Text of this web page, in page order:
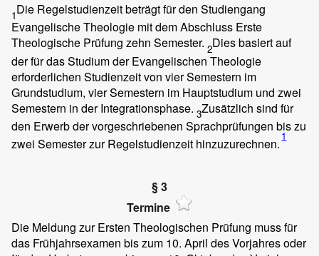
1Die Regelstudienzeit beträgt für den Studiengang
Evangelische Theologie mit dem Abschluss Erste
Theologische Prüfung zehn Semester. 2Dies basiert auf
der für das Studium der Evangelischen Theologie
erforderlichen Studienzeit von vier Semestern im
Grundstudium, vier Semestern im Hauptstudium und zwei
Semestern in der Integrationsphase. 3Zusätzlich sind für
den Erwerb der vorgeschriebenen Sprachprüfungen bis zu
zwei Semester zur Regelstudienzeit hinzuzurechnen. 1
§ 3
Termine
Die Meldung zur Ersten Theologischen Prüfung muss für
das Frühjahrsexamen bis zum 10. April des Vorjahres oder